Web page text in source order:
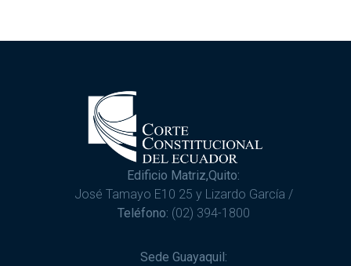
Edificio Matriz,Quito:
José Tamayo E10 25 y Lizardo García /
Teléfono: (02) 394-1800
Sede Guayaquil: